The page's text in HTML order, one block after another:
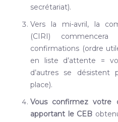
secrétariat).
Vers la mi-avril, la
(CIRI)
confirmations (ordre
en liste d’attente =
d’autres se désistent
place).
Vous confirmez votre
apportant le CEB